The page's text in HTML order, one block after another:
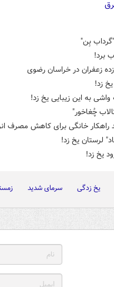
بِن"
برد!
زعفران در خراسان رضوی
زد!
واشی به این زیبایی یخ زد!
چُغاخور"
راهکار خانگی برای کاهش مصرف
لرستان یخ زد!
یخ زد!
یخ زدگی سرمای شدید